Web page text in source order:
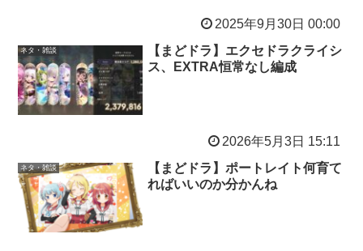
2025年9月30日 00:00
ネタ・雑談
【まどドラ】エクセドラクライシ
ス、EXTRA恒常なし編成
2026年5月3日 15:11
ネタ・雑談
【まどドラ】ポートレイト何育て
ればいいのか分かんね